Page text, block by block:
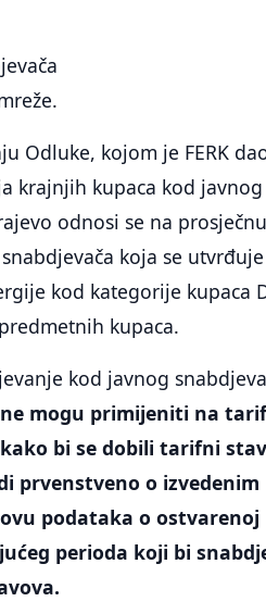
Odluke, kojom je FERK
krajnjih kupaca kod javnog
odnosi se na prosječnu
koja se
kod kategorije kupaca
kupaca.
kod javnog
ne mogu primijeniti na
bi se dobili tarifni
prvenstveno o izvedenim
podataka o ostvarenoj
perioda koji bi